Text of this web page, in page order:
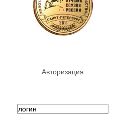
Авторизация